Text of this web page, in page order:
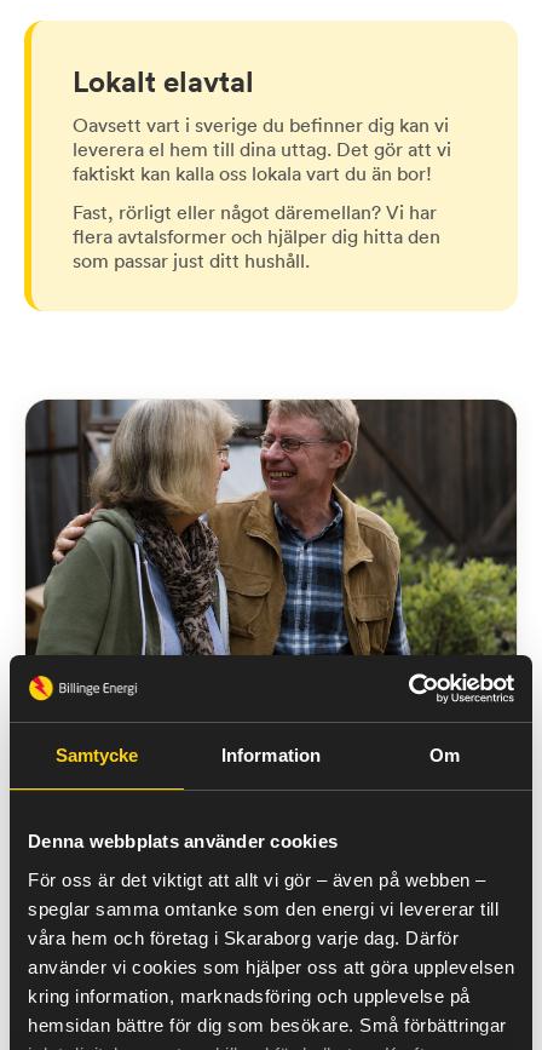
Samtycke Information Om
Denna webbplats använder cookies
För oss är det viktigt att allt vi gör – även på webben –
speglar samma omtanke som den energi vi levererar till
våra hem och företag i Skaraborg varje dag. Därför
använder vi cookies som hjälper oss att göra upplevelsen
kring information, marknadsföring och upplevelse på
hemsidan bättre för dig som besökare. Små förbättringar
Lokalt elavtal
Oavsett vart i sverige du befinner dig kan vi
leverera el hem till dina uttag. Det gör att vi
faktiskt kan kalla oss lokala vart du än bor!
Fast, rörligt eller något däremellan? Vi har
flera avtalsformer och hjälper dig hitta den
som passar just ditt hushåll.
”
Snart rullar vi iväg i husbilen, men
hemmet ska kännas tryggt att lämna.
Att ha ett elbolag som känner trakten
och svarar när vi hör av oss betyder
mer än man tror när man är ute på
vägarna. Billinge energi får det att